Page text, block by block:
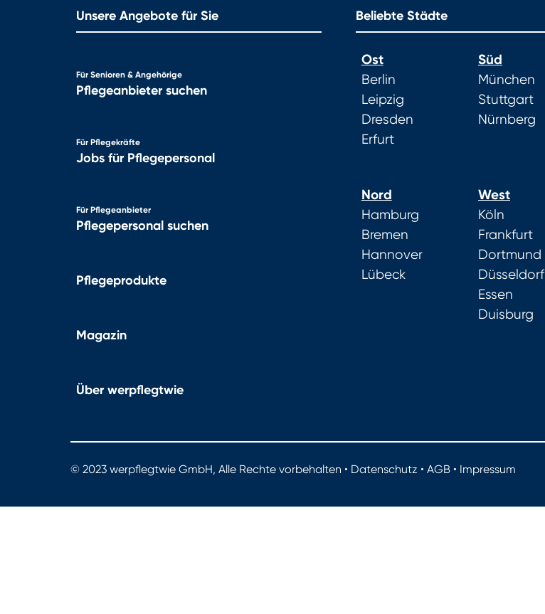
Unsere Angebote für Sie
Für Senioren & Angehörige
Pflegeanbieter suchen
Für Pflegekräfte
Jobs für Pflegepersonal
Für Pflegeanbieter
Pflegepersonal suchen
Pflegeprodukte
Magazin
Über werpflegtwie
Beliebte Städte
Ost
Berlin
Leipzig
Dresden
Erfurt
Süd
München
Stuttgart
Nürnberg
Nord
Hamburg
Bremen
Hannover
Lübeck
West
Köln
Frankfurt
Dortmund
Düsseldorf
Essen
Duisburg
© 2023 werpflegtwie GmbH, Alle Rechte vorbehalten • Datenschutz • AGB • Impressum